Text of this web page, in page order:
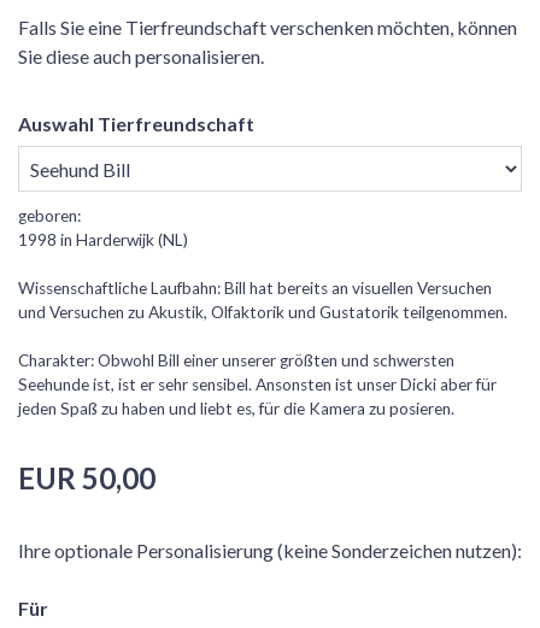
Falls Sie eine Tierfreundschaft verschenken möchten, können
Sie diese auch personalisieren.
Auswahl Tierfreundschaft
geboren:
1998 in Harderwijk (NL)
Wissenschaftliche Laufbahn: Bill hat bereits an visuellen Versuchen
und Versuchen zu Akustik, Olfaktorik und Gustatorik teilgenommen.
Charakter: Obwohl Bill einer unserer größten und schwersten
Seehunde ist, ist er sehr sensibel. Ansonsten ist unser Dicki aber für
jeden Spaß zu haben und liebt es, für die Kamera zu posieren.
EUR 50,00
Ihre optionale Personalisierung (keine Sonderzeichen nutzen):
Für